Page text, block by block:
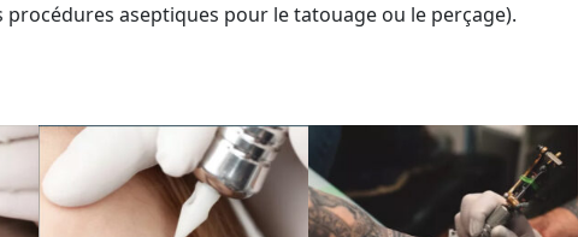
aseptiques pour le tatouage ou le perçage).